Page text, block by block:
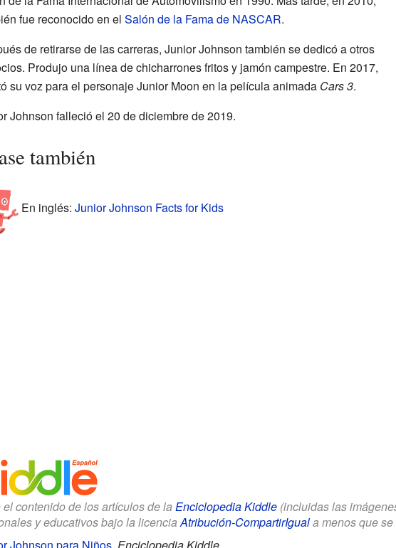
fue reconocido en el Salón de la Fama de NASCAR.
de retirarse de las carreras, Junior Johnson también se dedicó a otros
Produjo una línea de chicharrones fritos y jamón campestre. En 2017,
su voz para el personaje Junior Moon en la película animada Cars 3.
Johnson falleció el 20 de diciembre de 2019.
también
En inglés: Junior Johnson Facts for Kids
el contenido de los artículos de la Enciclopedia Kiddle(incluidas las
y educativos bajo la licenciaAtribución-CompartirIguala menos que se
Johnson para Niños. Enciclopedia Kiddle.